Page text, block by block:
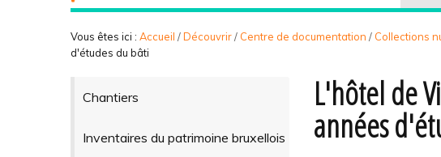
Vous êtes ici : Accueil /Découvrir/ Centre de documentation / Collections
d'études du bâti
Chantiers
Inventaires du patrimoine bruxellois
L'hôtel de
années